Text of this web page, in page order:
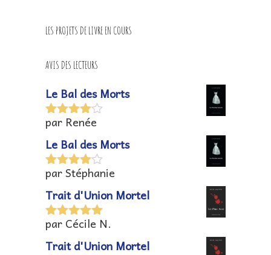
LES PROJETS DE LIVRE EN COURS
AVIS DES LECTEURS
Le Bal des Morts
Note4
par Renée
Le Bal des Morts
Note4
par Stéphanie
Trait d'Union Mortel
Note5sur
par Cécile N.
Trait d'Union Mortel